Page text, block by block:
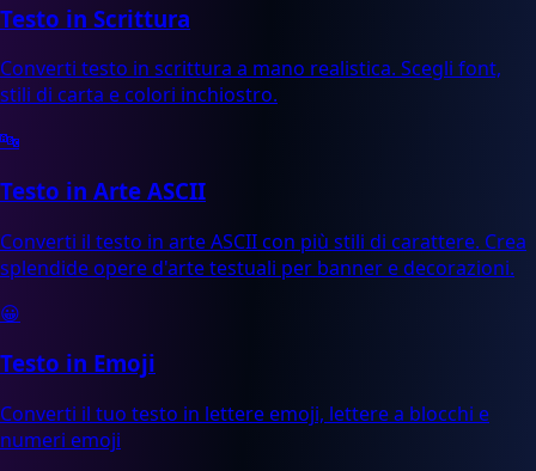
Testo in Scrittura
Converti testo in scrittura a mano realistica. Scegli font,
stili di carta e colori inchiostro.
🔤
Testo in Arte ASCII
Converti il testo in arte ASCII con più stili di carattere. Crea
splendide opere d'arte testuali per banner e decorazioni.
😀
Testo in Emoji
Converti il tuo testo in lettere emoji, lettere a blocchi e
numeri emoji